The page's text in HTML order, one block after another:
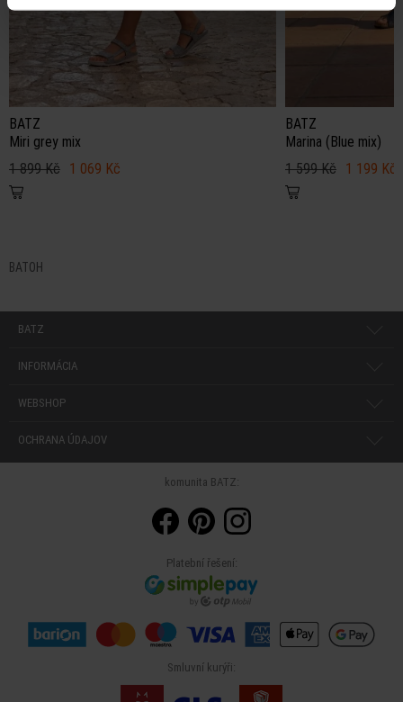
BATZ
Miri grey mix
1 899 Kč 1 069 Kč
BATZ
Marina (Blue mix)
1 599 Kč 1 199 Kč
BATOH
BATZ
INFORMÁCIA
WEBSHOP
OCHRANA ÚDAJOV
komunita BATZ:
Platební řešení:
Smluvní kurýři: